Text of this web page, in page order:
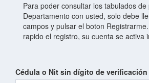
Para poder consultar los tabulados
Departamento con usted, solo debe
campos y pulsar el boton
rapido el registro, su cuenta se activa
Cédula o Nit sin dígito de verificación